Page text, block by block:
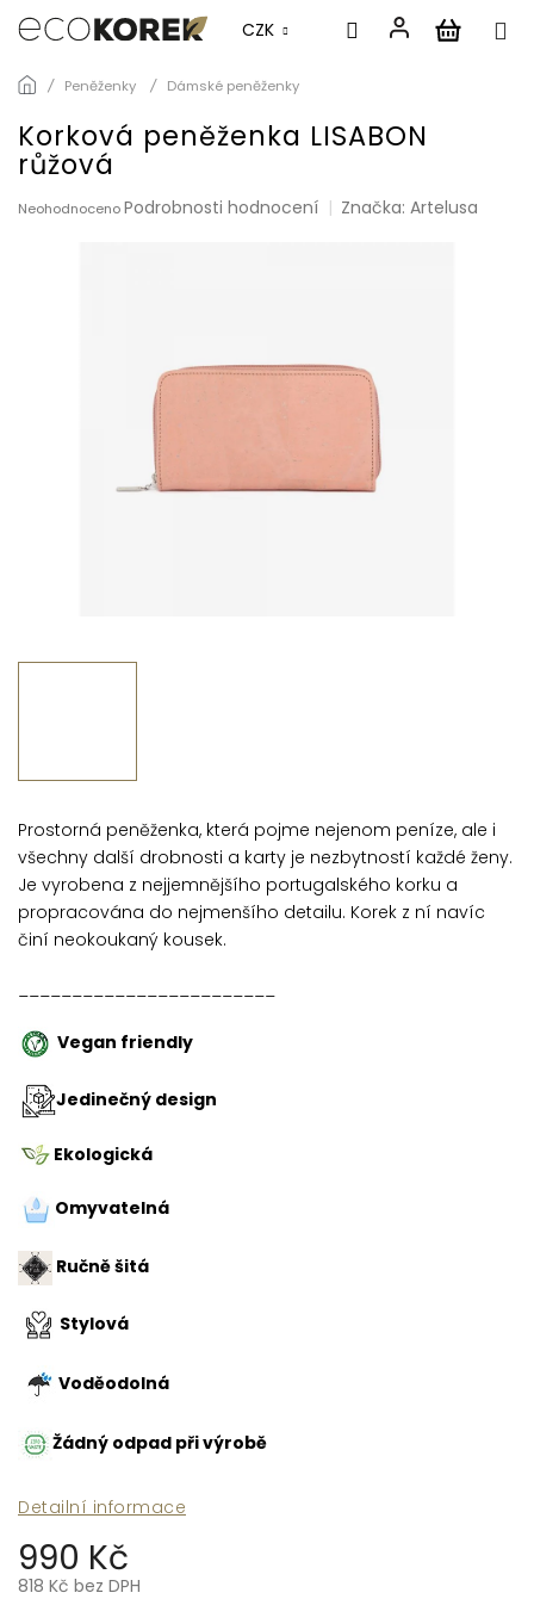
Přejít
obsah
CZK
Peněženky Dámské peněženky
Korková peněženka LISABON
růžová
Průměrné
NeohodnocenoPodrobnosti hodnocení Značka:Artelusa
990 Kč
818 Kč bez DPH
Prostorná peněženka, která pojme nejenom peníze, ale i
všechny další drobnosti a karty je nezbytností každé ženy.
Je vyrobena z nejjemnějšího portugalského korku a
propracována do nejmenšího detailu. Korek z ní navíc
činí neokoukaný kousek.
Vegan friendly
Jedinečný design
Ekologická
Omyvatelná
Ručně šitá
Stylová
Voděodolná
Žádný odpad při výrobě
Detailní informace